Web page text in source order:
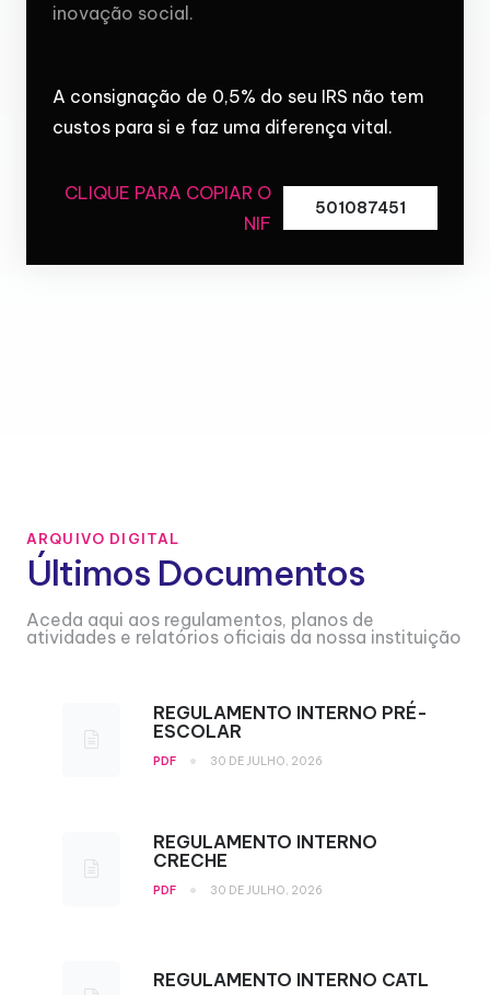
inovação social.
A consignação de 0,5% do seu IRS não tem
custos para si e faz uma diferença vital.
CLIQUE PARA COPIAR O
NIF
501087451
ARQUIVO DIGITAL
Últimos Documentos
Aceda aqui aos regulamentos, planos de
atividades e relatórios oficiais da nossa instituição
REGULAMENTO INTERNO PRÉ-
ESCOLAR
PDF • 30 DE JULHO, 2026
REGULAMENTO INTERNO
CRECHE
PDF • 30 DE JULHO, 2026
REGULAMENTO INTERNO CATL